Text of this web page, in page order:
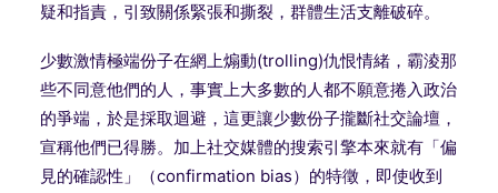
疑和指責，引致關係緊張和撕裂，群體生活支離破碎。
少數激情極端份子在網上煽動(trolling)仇恨情緒，霸淩那
些不同意他們的人，事實上大多數的人都不願意捲入政治
的爭端，於是採取迴避，這更讓少數份子攏斷社交論壇，
宣稱他們已得勝。加上社交媒體的搜索引擎本來就有「偏
見的確認性」（confirmation bias）的特徵，即使收到